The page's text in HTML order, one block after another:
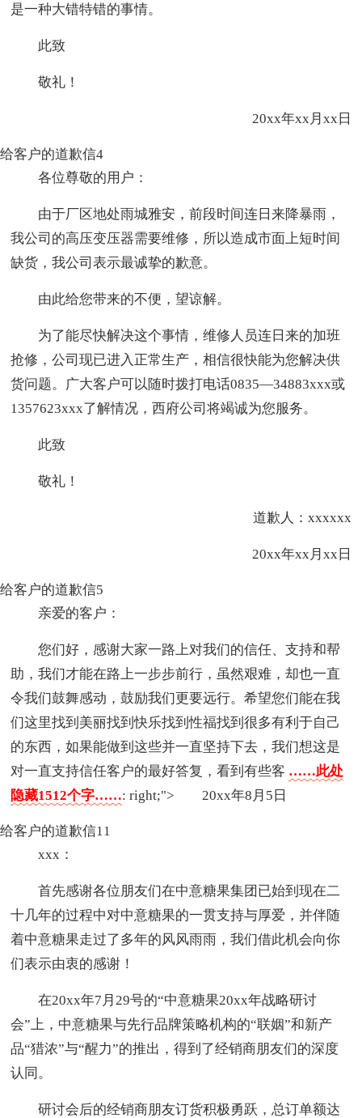
是一种大错特错的事情。
此致
敬礼！
20xx年xx月xx日
给客户的道歉信4
各位尊敬的用户：
由于厂区地处雨城雅安，前段时间连日来降暴雨，
我公司的高压变压器需要维修，所以造成市面上短时间
缺货，我公司表示最诚挚的歉意。
由此给您带来的不便，望谅解。
为了能尽快解决这个事情，维修人员连日来的加班
抢修，公司现已进入正常生产，相信很快能为您解决供
货问题。广大客户可以随时拨打电话0835—34883xxx或
1357623xxx了解情况，西府公司将竭诚为您服务。
此致
敬礼！
道歉人：xxxxxx
20xx年xx月xx日
给客户的道歉信5
亲爱的客户：
您们好，感谢大家一路上对我们的信任、支持和帮
助，我们才能在路上一步步前行，虽然艰难，却也一直
令我们鼓舞感动，鼓励我们更要远行。希望您们能在我
们这里找到美丽找到快乐找到性福找到很多有利于自己
的东西，如果能做到这些并一直坚持下去，我们想这是
对一直支持信任客户的最好答复，看到有些客 ……此处
隐藏1512个字……: right;"> 20xx年8月5日
给客户的道歉信11
xxx：
首先感谢各位朋友们在中意糖果集团已始到现在二
十几年的过程中对中意糖果的一贯支持与厚爱，并伴随
着中意糖果走过了多年的风风雨雨，我们借此机会向你
们表示由衷的感谢！
在20xx年7月29号的“中意糖果20xx年战略研讨
会”上，中意糖果与先行品牌策略机构的“联姻”和新产
品“猎浓”与“醒力”的推出，得到了经销商朋友们的深度
认同。
研讨会后的经销商朋友订货积极勇跃，总订单额达